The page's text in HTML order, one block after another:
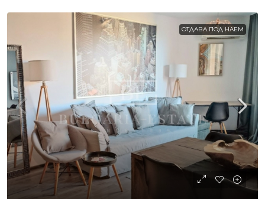
ОТДАВА ПОД НАЕМ